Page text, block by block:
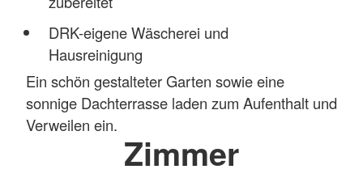
DRK-eigene Wäscherei und
Hausreinigung
Ein schön gestalteter Garten sowie eine
sonnige Dachterrasse laden zum Aufenthalt und
Verweilen ein.
Zimmer